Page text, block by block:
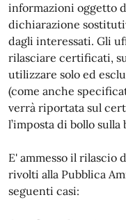
informazioni oggetto
dichiarazione
dagli interessati. Gli
rilasciare certificati,
utilizzare solo ed
(come anche
verrà riportata sul
l’imposta di bollo
E' ammesso il
rivolti alla Pubblica
seguenti casi: